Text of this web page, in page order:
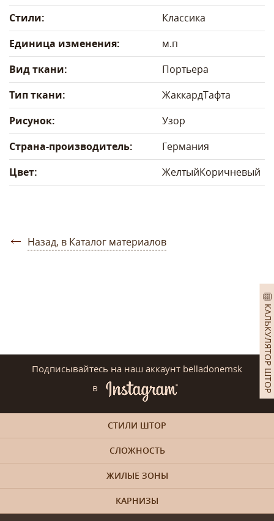
КАЛЬКУЛЯТОР ШТОР
Стили:
Классика
Единица изменения:
м.п
Вид ткани:
Портьера
Тип ткани:
ЖаккардТафта
Рисунок:
Узор
Страна-производитель:
Германия
Цвет:
ЖелтыйКоричневый
Назад, в Каталог материалов
Подписывайтесь на наш аккаунт belladonemsk
в
СТИЛИ ШТОР
СЛОЖНОСТЬ
ЖИЛЫЕ ЗОНЫ
КАРНИЗЫ